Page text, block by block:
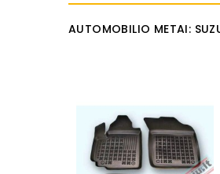
AUTOMOBILIO METAI: